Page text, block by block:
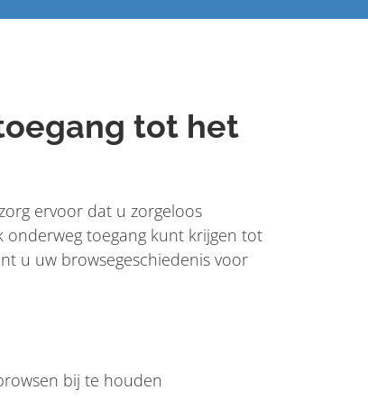
tot het
ervoor dat u zorgeloos
toegang kunt krijgen tot
u uw browsegeschiedenis voor
bij te houden